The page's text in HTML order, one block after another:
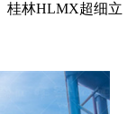
桂林HLMX超细立